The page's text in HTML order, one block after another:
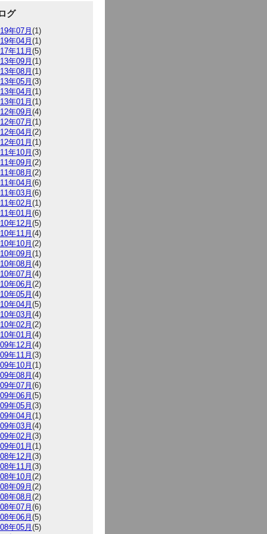
グ
年07月 (1)
年04月 (1)
年11月 (5)
年09月 (1)
年08月 (1)
年05月 (3)
年04月 (1)
年01月 (1)
年09月 (4)
年07月 (1)
年04月 (2)
年01月 (1)
年10月 (3)
年09月 (2)
年08月 (2)
年04月 (6)
年03月 (6)
年02月 (1)
年01月 (6)
年12月 (5)
年11月 (4)
年10月 (2)
年09月 (1)
年08月 (4)
年07月 (4)
年06月 (2)
年05月 (4)
年04月 (5)
年03月 (4)
年02月 (2)
年01月 (4)
年12月 (4)
年11月 (3)
年10月 (1)
年08月 (4)
年07月 (6)
年06月 (5)
年05月 (3)
年04月 (1)
年03月 (4)
年02月 (3)
年01月 (1)
年12月 (3)
年11月 (3)
年10月 (2)
年09月 (2)
年08月 (2)
年07月 (6)
年06月 (5)
年05月 (5)